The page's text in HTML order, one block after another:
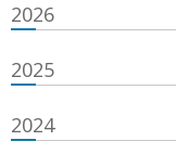
2026
2025
2024